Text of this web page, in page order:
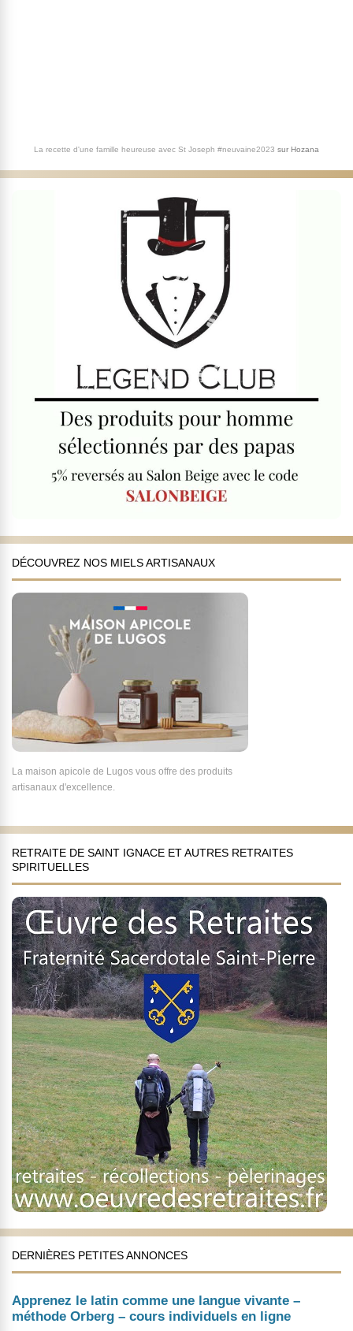
La recette d'une famille heureuse avec St Joseph #neuvaine2023 sur Hozana
DÉCOUVREZ NOS MIELS ARTISANAUX
La maison apicole de Lugos vous offre des produits
artisanaux d'excellence.
RETRAITE DE SAINT IGNACE ET AUTRES RETRAITES
SPIRITUELLES
DERNIÈRES PETITES ANNONCES
Apprenez le latin comme une langue vivante –
méthode Orberg – cours individuels en ligne